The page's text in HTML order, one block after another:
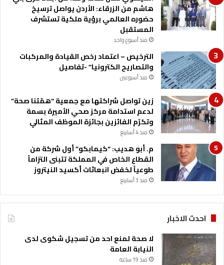
م
ص
ا
ف
ل
س
د
ا
س
ي
ا
ت
ك
ر
ا
ل
ق
د
م
2
0
2
5
هاشم من الزرقاء: الأردن يواصل ترسيخ
حضوره العالمي برؤية ملكية تستشرف
المستقبل
منذ أسبوع واحد
الترخيص – اعتماد رخص القيادة والمركبات
والتصاريح الكترونيا” -تفاصيل
منذ أسبوعين
زين تواصل شراكتها مع جمعية “همّتنا صحة”
لدعم استدامة مركز صحي الأميرة بسمة
وتكرّم الفائزين بجائزة الموظف المثالي
منذ 4 أسابيع
م. أبو هديب: “كيمابكو” أول شركة من
القطاع الخاص في المملكة تتبنى التزاماً
طوعياً لخفض انبعاثات أكسيد النيتروز
منذ 3 أسابيع
احدث الاخبار
لا صحة لمنع احد من تسجيل شكوى لدى
النيابة العامة
منذ 19 ساعة